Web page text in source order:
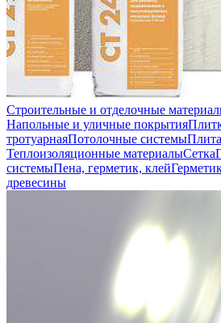
Строительные и отделочные
Напольные и уличные покрытия
тротуарнаяПотолочные системы
Теплоизоляционные материалыСетка
системыПена, герметик, клей
древесины